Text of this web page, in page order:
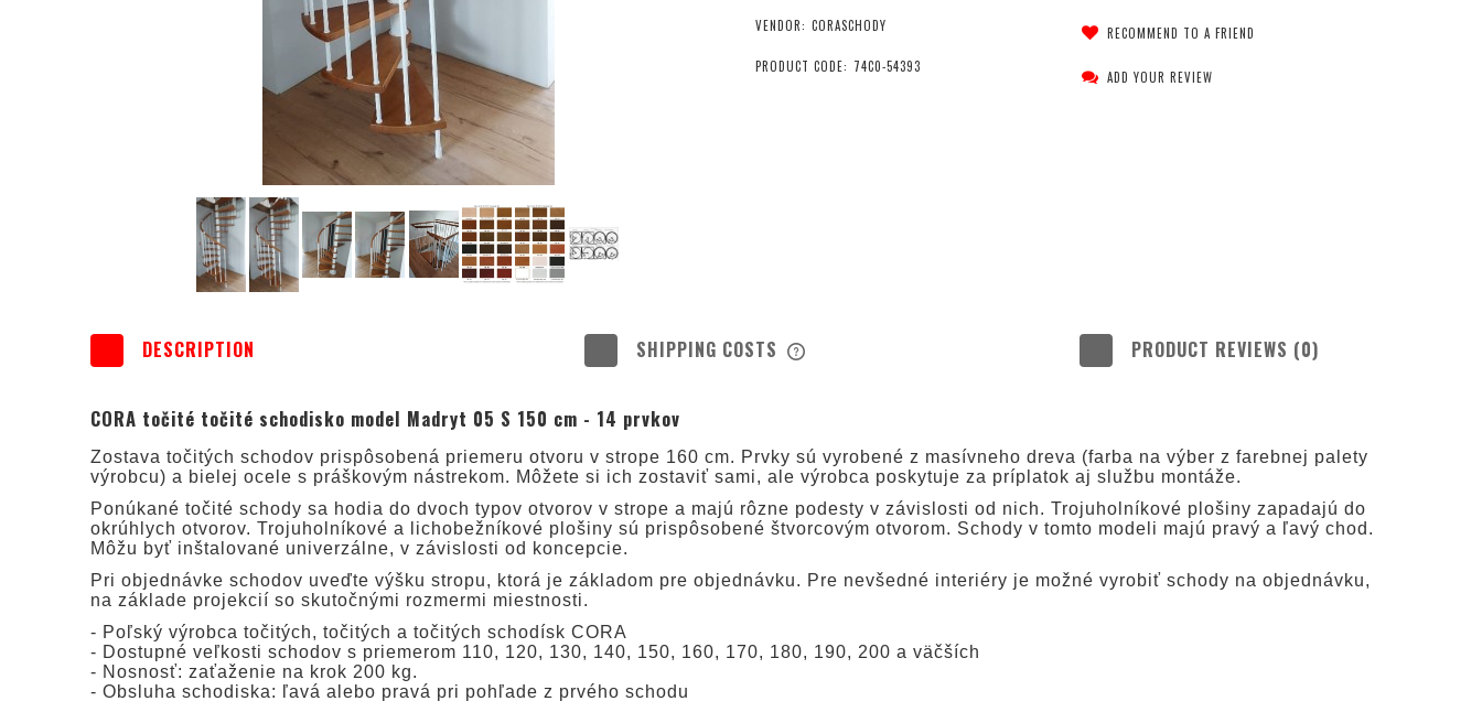
VENDOR: CORASCHODY
PRODUCT CODE: 74C0-54393
RECOMMEND TO A FRIEND
ADD YOUR REVIEW
DESCRIPTION SHIPPING COSTS PRODUCT REVIEWS (0)
CORA točité točité schodisko model Madryt 05 S 150 cm - 14 prvkov
Zostava točitých schodov prispôsobená priemeru otvoru v strope 160 cm. Prvky sú vyrobené z masívneho dreva (farba na výber z farebnej palety
výrobcu) a bielej ocele s práškovým nástrekom. Môžete si ich zostaviť sami, ale výrobca poskytuje za príplatok aj službu montáže.
Ponúkané točité schody sa hodia do dvoch typov otvorov v strope a majú rôzne podesty v závislosti od nich. Trojuholníkové plošiny zapadajú do
okrúhlych otvorov. Trojuholníkové a lichobežníkové plošiny sú prispôsobené štvorcovým otvorom. Schody v tomto modeli majú pravý a ľavý chod.
Môžu byť inštalované univerzálne, v závislosti od koncepcie.
Pri objednávke schodov uveďte výšku stropu, ktorá je základom pre objednávku. Pre nevšedné interiéry je možné vyrobiť schody na objednávku,
na základe projekcií so skutočnými rozmermi miestnosti.
- Poľský výrobca točitých, točitých a točitých schodísk CORA
- Dostupné veľkosti schodov s priemerom 110, 120, 130, 140, 150, 160, 170, 180, 190, 200 a väčších
- Nosnosť: zaťaženie na krok 200 kg.
- Obsluha schodiska: ľavá alebo pravá pri pohľade z prvého schodu